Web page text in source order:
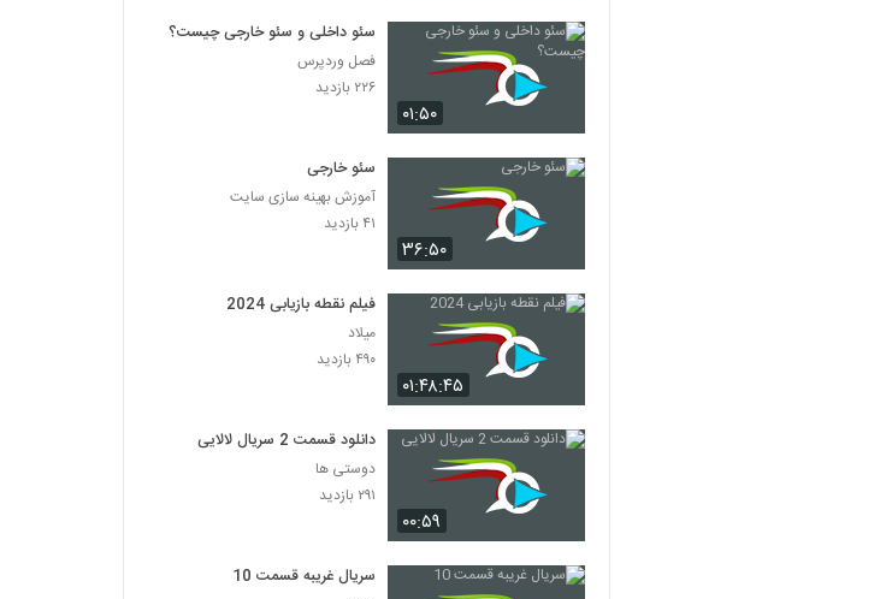
۰۱:۵۰
سئو داخلی و سئو خارجی چیست؟
فصل وردپرس
۲۲۶ بازدید
۳۶:۵۰
سئو خارجی
آموزش بهینه سازی سایت
۴۱ بازدید
۰۱:۴۸:۴۵
فیلم نقطه بازیابی 2024
میلاد
۴۹۰ بازدید
۰۰:۵۹
دانلود قسمت 2 سریال لالایی
دوستی ها
۲۹۱ بازدید
سریال غریبه قسمت 10